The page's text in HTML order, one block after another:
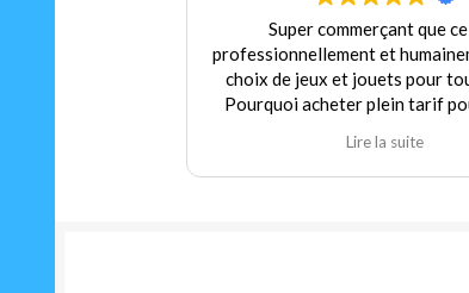
Super commerçant que ce soit
professionnellement et humainement, grand
choix de jeux et jouets pour tout budget.
Pourquoi acheter plein tarif pour du neuf
magasin de l'occasion en parfait état à prix
modéré! Encore merci au gérant qui